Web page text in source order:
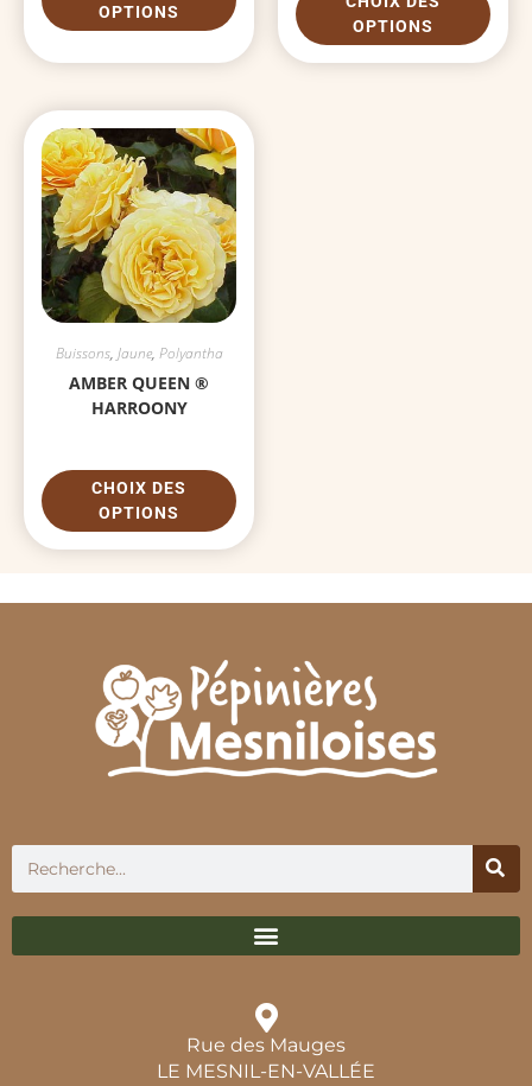
OPTIONS
OPTIONS
Buissons, Jaune, Polyantha
AMBER QUEEN ®
HARROONY
CHOIX DES
OPTIONS
Rue des Mauges
LE MESNIL-EN-VALLÉE